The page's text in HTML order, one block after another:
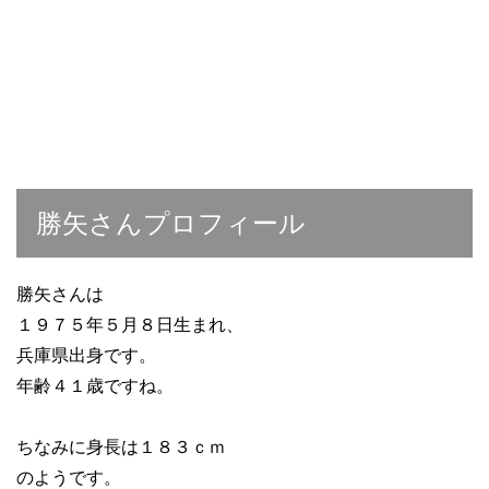
勝矢さんプロフィール
勝矢さんは
１９７５年５月８日生まれ、
兵庫県出身です。
年齢４１歳ですね。
ちなみに身長は１８３ｃｍ
のようです。